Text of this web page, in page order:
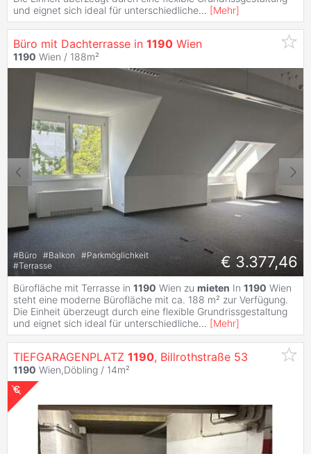
und eignet sich ideal für unterschiedliche... [Mehr]
Büro mit Dachterrasse in 1190 Wien
1190 Wien / 188m²
#Büro #Balkon #Parkmöglichkeit
#Terrasse € 3.377,46
Bürofläche mit Terrasse in 1190 Wien zu mieten In 1190 Wien
steht eine moderne Bürofläche mit ca. 188 m² zur Verfügung.
Die Einheit überzeugt durch eine flexible Grundrissgestaltung
und eignet sich ideal für unterschiedliche... [Mehr]
TIEFGARAGENPLATZ 1190, Billrothstraße 53
1190 Wien,Döbling / 14m²